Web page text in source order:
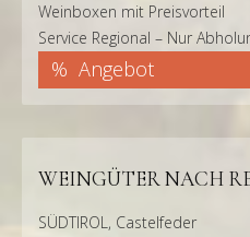
Weinboxen mit Preisvorteil
Service Regional – Nur
Angebot
WEINGÜTER NACH
SÜDTIROL, Castelfeder